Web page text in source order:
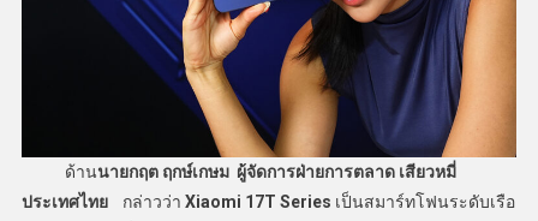
ด้านนายกฤต ฤกษ์เกษม ผู้จัดการฝ่ายการตลาด เสียวหมี่
ประเทศไทย
กล่าวว่า Xiaomi 17T Series เป็นสมาร์ทโฟนระดับเรือ